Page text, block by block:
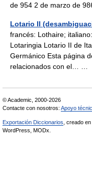
de 954 2 de marzo de
Lotario II
francés: Lothaire;
Lotaringia Lotario II de
Germánico Esta página
relacionados con el… …
© Academic, 2000-2026
Contacte con nosotros: Apoyo
Exportación Diccionarios , creado en
WordPress, MODx.